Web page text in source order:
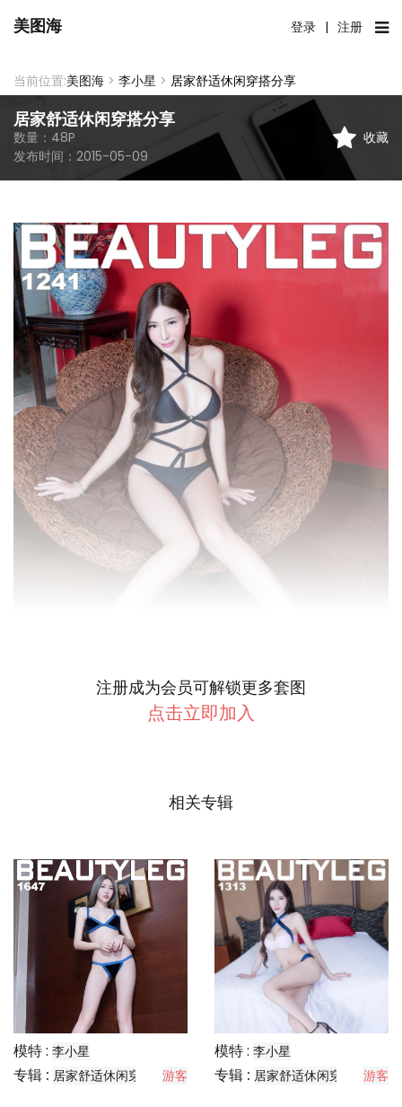
美图海 登录 | 注册
当前位置:美图海 > 李小星 > 居家舒适休闲穿搭分享
居家舒适休闲穿搭分享
数量： 48P
发布时间： 2015-05-09
收藏
注册成为会员可解锁更多套图
点击立即加入
相关专辑
模特 : 李小星
专辑 : 居家舒适休闲穿搭分享
游客
模特 : 李小星
专辑 : 居家舒适休闲穿搭分享
游客